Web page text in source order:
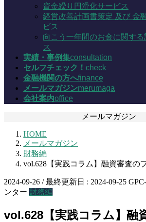
資金繰り円滑化サービス
経営改善計画書策定 及び 金
ビス
向こう一年間のお金に関す
ス
実績・事例集consultation
セルフチェック！ check
金融機関の方へfinance
メールマガジンmerumaga
会社案内office
メールマガジン
HOME
メールマガジン
財務編
vol.628【実践コラム】融資審査の
2024-09-26 / 最終更新日 : 2024-09-25
ンター 財務編
vol.628【実践コラム】融